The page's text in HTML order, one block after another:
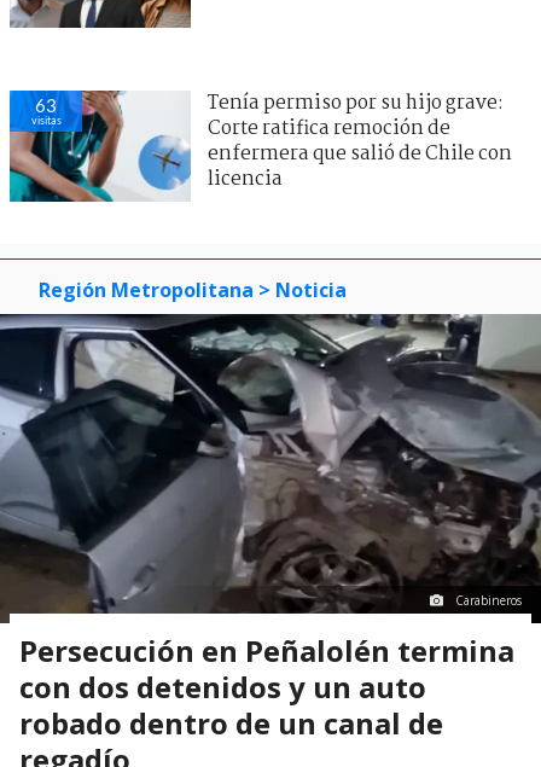
63
visitas
Tenía permiso por su hijo grave:
Corte ratifica remoción de
enfermera que salió de Chile con
licencia
Región Metropolitana > Noticia
Carabineros
Persecución en Peñalolén termina
con dos detenidos y un auto
robado dentro de un canal de